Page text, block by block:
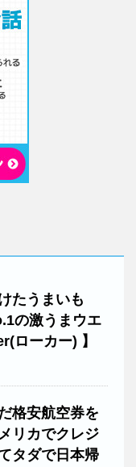
たうまいも
の激うまウエ
ローカー) 】
格安航空券を
リカでクレジ
タダで日本帰